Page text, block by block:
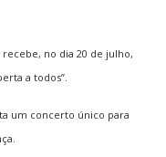
no dia 20 de julho,
a todos”.
um concerto único para